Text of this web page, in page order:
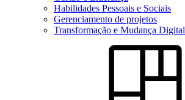
Habilidades Pessoais e Sociais
Gerenciamento de projetos
Transformação e Mudança Digital